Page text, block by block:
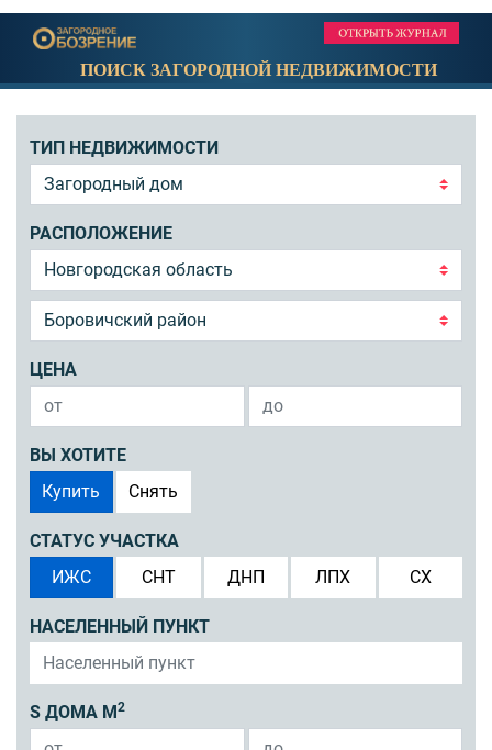
ПОИСК ЗАГОРОДНОЙ НЕДВИЖИМОСТИ
ТИП НЕДВИЖИМОСТИ
РАСПОЛОЖЕНИЕ
ЦЕНА
ВЫ ХОТИТЕ
Купить
Снять
СТАТУС УЧАСТКА
ИЖС
СНТ ДНП ЛПХ СХ
НАСЕЛЕННЫЙ ПУНКТ
S ДОМА М 2